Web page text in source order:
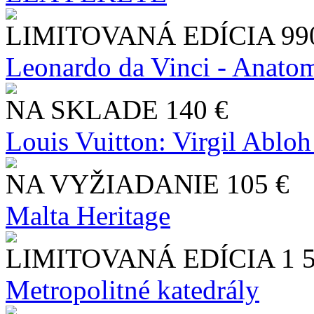
LIMITOVANÁ EDÍCIA
Leonardo da Vinci -
NA SKLADE 140 €
Louis Vuitton: Virgil
NA VYŽIADANIE 105 €
Malta Heritage
LIMITOVANÁ EDÍCIA 1
Metropolitné katedrály